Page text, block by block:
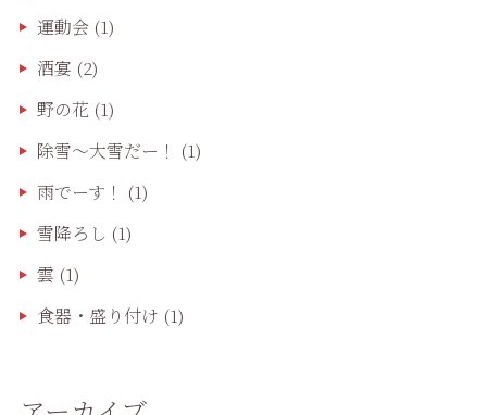
運動会(1)
酒宴 (2)
野の花 (1)
除雪〜大雪だー！ (1)
雨でーす！ (1)
雪降ろし (1)
雲 (1)
食器・盛り付け (1)